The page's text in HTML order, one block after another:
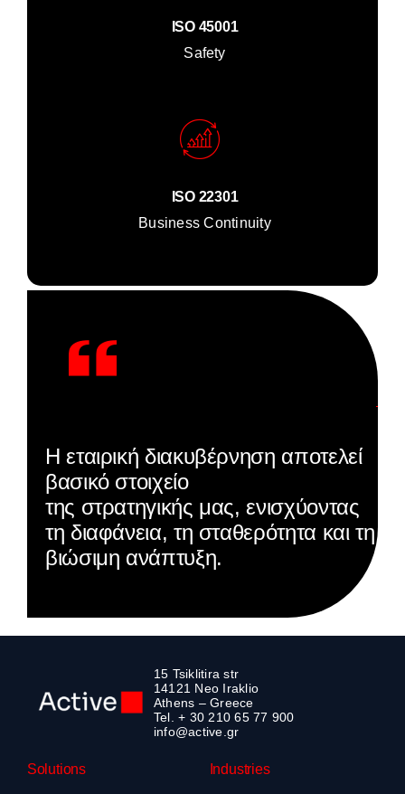
ISO 45001
Safety
ISO 22301
Business Continuity
Η εταιρική διακυβέρνηση αποτελεί
βασικό στοιχείο
της στρατηγικής μας, ενισχύοντας
τη διαφάνεια, τη σταθερότητα και τη
βιώσιμη ανάπτυξη.
15 Tsiklitira str
14121 Neo Iraklio
Athens – Greece
Tel. + 30 210 65 77 900
info@active.gr
Solutions Industries